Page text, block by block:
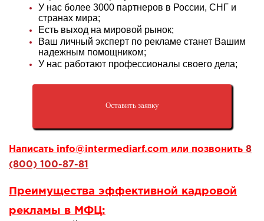
У нас более 3000 партнеров в России, СНГ и
странах мира;
Есть выход на мировой рынок;
Ваш личный эксперт по рекламе станет Вашим
надежным помощником;
У нас работают профессионалы своего дела;
Оставить заявку
Написать info@intermediarf.com или позвонить 8
(800) 100-87-81
Преимущества эффективной кадровой
рекламы в МФЦ: